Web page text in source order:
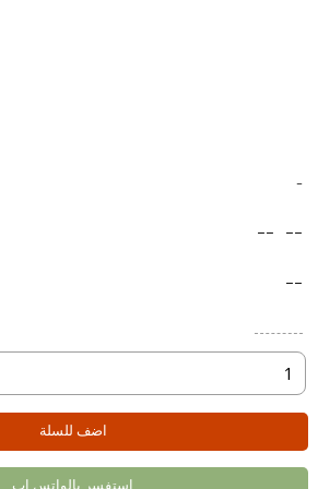
-
--
--
--
اضف للسلة